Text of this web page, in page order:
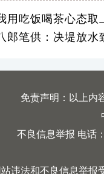
用吃饭喝茶心态取
郎笔供：决堤放水
免责声明：以上内
不良信息举报 电话
站违法和不良信息举报